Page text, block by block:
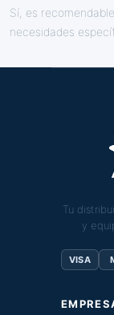
Sí, es
necesidades
Tu
y
VISA